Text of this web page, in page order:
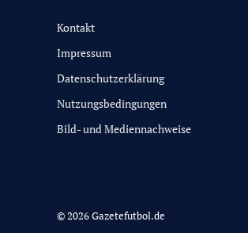
Kontakt
Impressum
Datenschutzerklärung
Nutzungsbedingungen
Bild- und Mediennachweise
© 2026 Gazetefutbol.de